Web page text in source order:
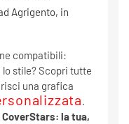
Agrigento, in
compatibili:
stile? Scopri tutte
una grafica
.
CoverStars: la tua,